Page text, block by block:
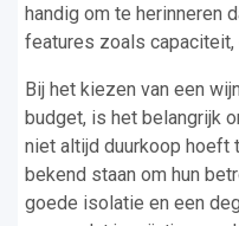
handig om te herinneren
features zoals
Bij het kiezen van een
budget, is het belangrijk
niet altijd duurkoop hoeft
bekend staan om hun
goede isolatie en een